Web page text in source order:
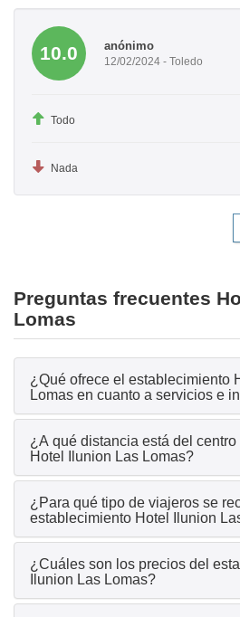
10.0 anónimo
12/02/2024 - Toledo
Todo
Nada
Preguntas frecuentes
Lomas
¿Qué ofrece el establecimiento
Lomas en cuanto a servicios e
¿A qué distancia está del
Hotel Ilunion Las Lomas?
¿Para qué tipo de viajeros se
establecimiento Hotel Ilunion
¿Cuáles son los precios del
Ilunion Las Lomas?